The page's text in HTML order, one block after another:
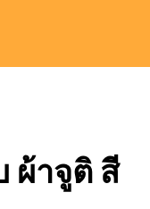
ผ้าจูติ สี